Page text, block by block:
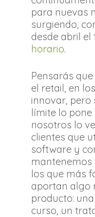
para nuevas
surgiendo,
desde abril el
horario.
Pensarás
el retail, en
innovar, pero
límite lo
nosotros lo
clientes que
software y
mantenemos
los que más
aportan algo
producto:
curso, un